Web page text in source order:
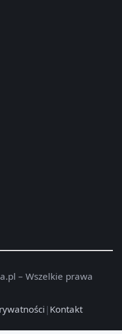
– Wszelkie prawa
| Kontakt